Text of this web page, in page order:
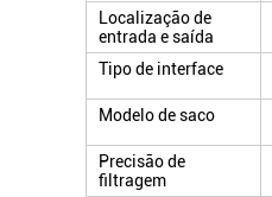
Localização de
entrada e saída
Tipo de interface
Modelo de saco
Precisão de
filtragem